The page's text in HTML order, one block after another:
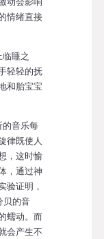
情绪直接
睡之
轻轻的抚
和胎宝宝
音乐每
律既使人
，这时愉
，通过神
验证明，
贝的音
蠕动。而
会产生不